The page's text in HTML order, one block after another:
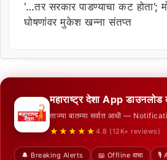
‘…तर सरकार पाडण्याचा कट होता’;
घोषणांवर मुकेश खन्ना संतप्त
महाराष्ट्र देशा App डाउनलोड
ताज्या बातम्या सर्वात आधी —
★★★★★ 4.8 (12K+ reviews)
🔔 Breaking Alerts 📖 Offline वाचा
🎙️